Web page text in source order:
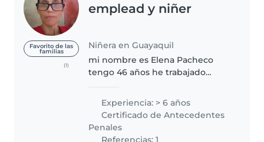
Favorito de las
familias
(1)
emplead y niñer
Niñera en Guayaquil
mi nombre es Elena Pacheco
tengo 46 años he trabajado
nacidos hasta la edad de 12 años
y como empleada doméstica se
planchar cocinar me gustan las
mascotas..
Experiencia: > 6 años
Certificado de Antecedentes
Penales
Referencias: 1